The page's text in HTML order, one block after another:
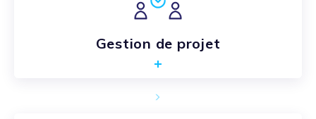
Gestion de projet